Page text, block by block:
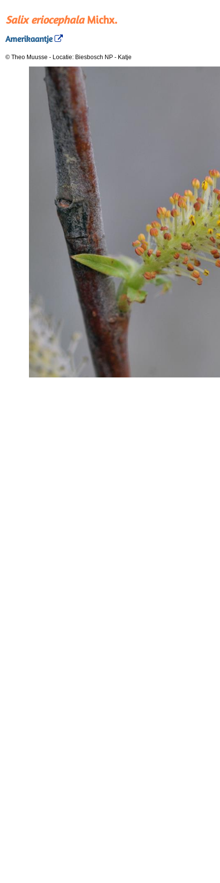
Salix eriocephalaMichx.
Amerikaantje
© Theo Muusse - Locatie: Biesbosch NP - Katje